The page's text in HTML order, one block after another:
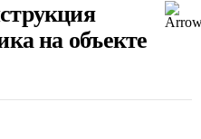
на объекте